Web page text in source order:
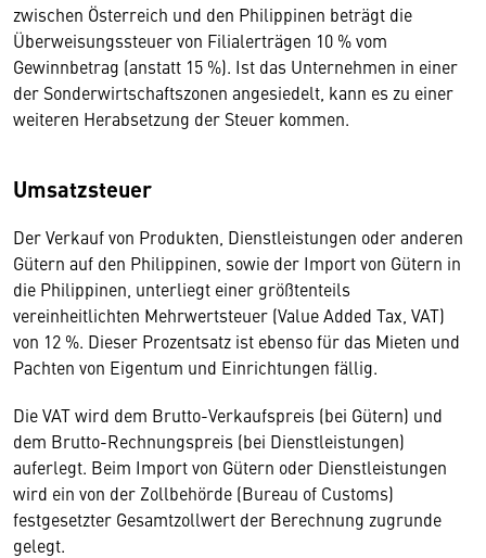
zwischen Österreich und den Philippinen beträgt die
Überweisungssteuer von Filialerträgen 10 % vom
Gewinnbetrag (anstatt 15 %). Ist das Unternehmen in einer
der Sonderwirtschaftszonen angesiedelt, kann es zu einer
weiteren Herabsetzung der Steuer kommen.
Umsatzsteuer
Der Verkauf von Produkten, Dienstleistungen oder anderen
Gütern auf den Philippinen, sowie der Import von Gütern in
die Philippinen, unterliegt einer größtenteils
vereinheitlichten Mehrwertsteuer (Value Added Tax, VAT)
von 12 %. Dieser Prozentsatz ist ebenso für das Mieten und
Pachten von Eigentum und Einrichtungen fällig.
Die VAT wird dem Brutto-Verkaufspreis (bei Gütern) und
dem Brutto-Rechnungspreis (bei Dienstleistungen)
auferlegt. Beim Import von Gütern oder Dienstleistungen
wird ein von der Zollbehörde (Bureau of Customs)
festgesetzter Gesamtzollwert der Berechnung zugrunde
gelegt.